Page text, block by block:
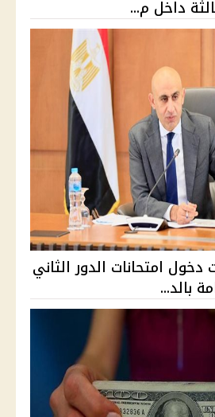
داخل م...
دخول امتحانات الدور الثاني